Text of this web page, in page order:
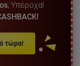
; Υπέροχα!
τώρα!